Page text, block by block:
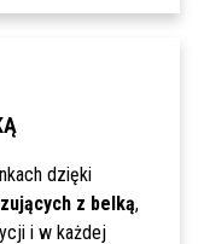
dzięki
z belką,
i w każdej